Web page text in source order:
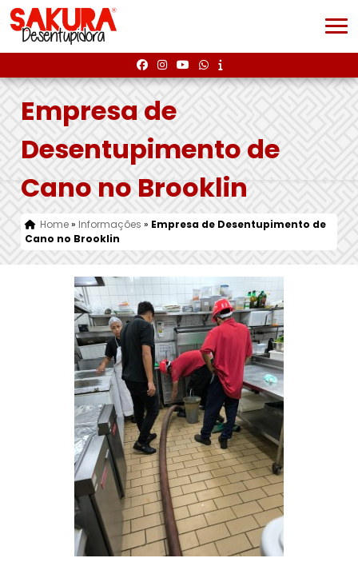
Empresa de
Desentupimento de
Cano no Brooklin
Home» Informações » Empresa de Desentupimento de
Cano no Brooklin